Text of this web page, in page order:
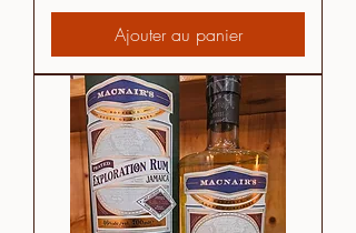
Ajouter au panier